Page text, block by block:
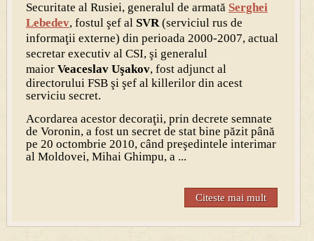
Securitate al Rusiei, generalul de armată Serghei
Lebedev, fostul şef al SVR(serviciul rus de
informaţii externe) din perioada 2000-2007, actual
secretar executiv al CSI, şi generalul
maior Veaceslav Uşakov, fost adjunct al
directorului FSB şi şef al killerilor din acest
serviciu secret.
Acordarea acestor decoraţii, prin decrete semnate
de Voronin, a fost un secret de stat bine păzit până
pe 20 octombrie 2010, când preşedintele interimar
al Moldovei, Mihai Ghimpu, a ...
Citeste mai mult